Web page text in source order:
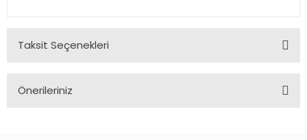
Taksit Seçenekleri
Önerileriniz